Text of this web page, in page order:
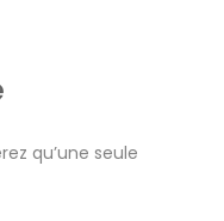
qu’une seule